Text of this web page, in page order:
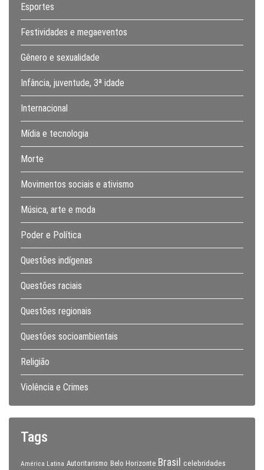
Esportes
Festividades e megaeventos
Gênero e sexualidade
Infância, juventude, 3ª idade
Internacional
Mídia e tecnologia
Morte
Movimentos sociais e ativismo
Música, arte e moda
Poder e Política
Questões indígenas
Questões raciais
Questões regionais
Questões socioambientais
Religião
Violência e Crimes
Tags
América Latina Autoritarismo Belo Horizonte Brasil celebridades